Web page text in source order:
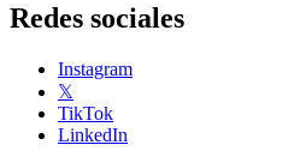
Redes sociales
Instagram
𝕏
TikTok
LinkedIn